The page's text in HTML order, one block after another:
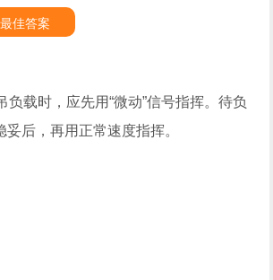
佳答案
负载时，应先用“微动”信号指挥。待负
妥后，再用正常速度指挥。